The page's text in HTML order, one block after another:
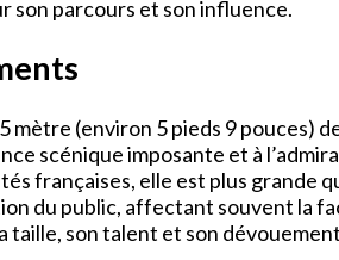
son parcours et son influence.
mètre (environ 5 pieds 9 pouces)
scénique imposante et à
françaises, elle est plus grande
du public, affectant souvent la
taille, son talent et son